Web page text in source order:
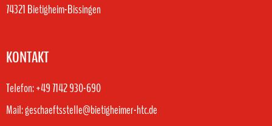
74321 Bietigheim-Bissingen
KONTAKT
Telefon: +49 7142 930-690
Mail: geschaeftsstelle@bietigheimer-htc.de